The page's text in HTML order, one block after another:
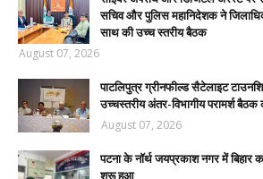
सचिव और पुलिस महानिदेशक ने
साथ की उच्च स्तरीय बैठक
August 07, 2026
पाटलिपुत्र ग्रीनफील्ड सैटेलाइट
उच्चस्तरीय अंतर-विभागीय परामर्श
August 07, 2026
पटना के नॉर्थ जयप्रकाश नगर में बिहार
शुरू हुआ